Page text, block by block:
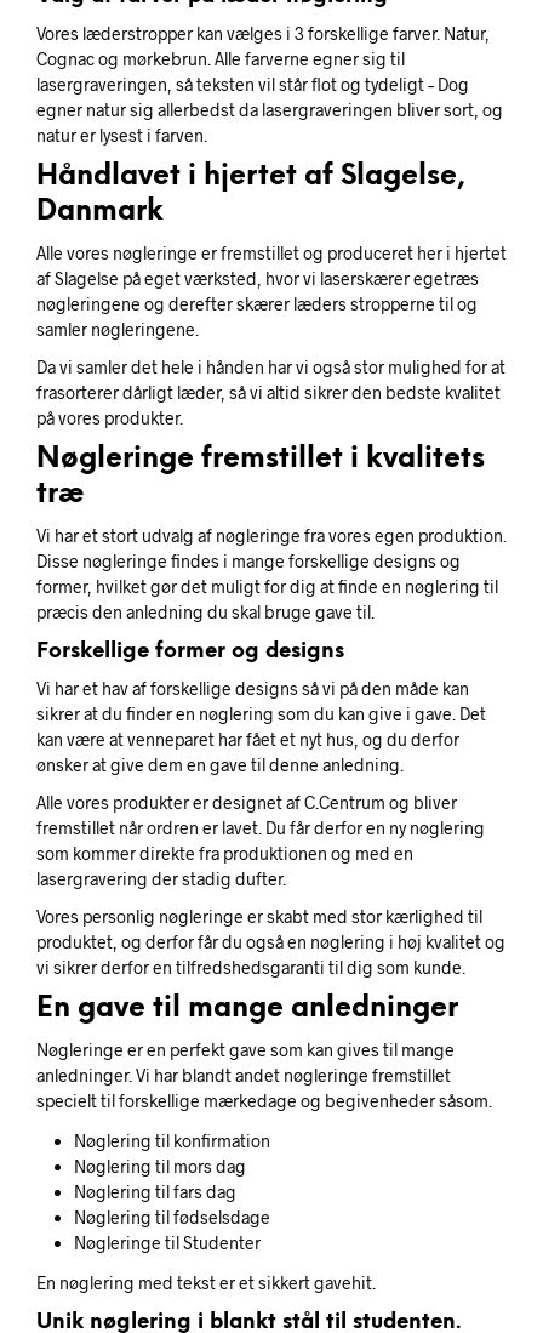
Vores læderstropper kan vælges i 3 forskellige farver. Natur,
Cognac og mørkebrun. Alle farverne egner sig til
lasergraveringen, så teksten vil står flot og tydeligt – Dog
egner natur sig allerbedst da lasergraveringen bliver sort, og
natur er lysest i farven.
Håndlavet i hjertet af Slagelse,
Danmark
Alle vores nøgleringe er fremstillet og produceret her i hjertet
af Slagelse på eget værksted, hvor vi laserskærer egetræs
nøgleringene og derefter skærer læders stropperne til og
samler nøgleringene.
Da vi samler det hele i hånden har vi også stor mulighed for at
frasorterer dårligt læder, så vi altid sikrer den bedste kvalitet
på vores produkter.
Nøgleringe fremstillet i kvalitets
træ
Vi har et stort udvalg af nøgleringe fra vores egen produktion.
Disse nøgleringe findes i mange forskellige designs og
former, hvilket gør det muligt for dig at finde en nøglering til
præcis den anledning du skal bruge gave til.
Forskellige former og designs
Vi har et hav af forskellige designs så vi på den måde kan
sikrer at du finder en nøglering som du kan give i gave. Det
kan være at venneparet har fået et nyt hus, og du derfor
ønsker at give dem en gave til denne anledning.
Alle vores produkter er designet af C.Centrum og bliver
fremstillet når ordren er lavet. Du får derfor en ny nøglering
som kommer direkte fra produktionen og med en
lasergravering der stadig dufter.
Vores personlig nøgleringe er skabt med stor kærlighed til
produktet, og derfor får du også en nøglering i høj kvalitet og
vi sikrer derfor en tilfredshedsgaranti til dig som kunde.
En gave til mange anledninger
Nøgleringe er en perfekt gave som kan gives til mange
anledninger. Vi har blandt andet nøgleringe fremstillet
specielt til forskellige mærkedage og begivenheder såsom.
Nøglering til konfirmation
Nøglering til mors dag
Nøglering til fars dag
Nøglering til fødselsdage
Nøgleringe til Studenter
En nøglering med tekst er et sikkert gavehit.
Unik nøglering i blankt stål til studenten.